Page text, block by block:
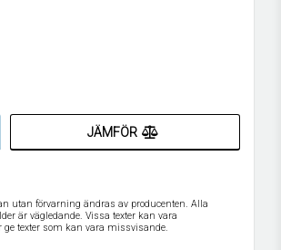
JÄMFÖR
utan förvarning ändras av producenten. Alla
är vägledande. Vissa texter kan vara
texter som kan vara missvisande.